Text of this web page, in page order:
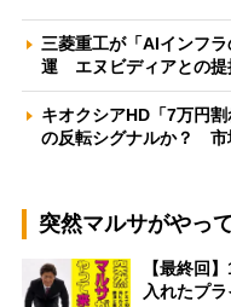
三菱重工が「AIインフ
運 エヌビディアとの
キオクシアHD「7万円
の反転シグナルか？
突然マルサがやっ
【最終回
入れたプ